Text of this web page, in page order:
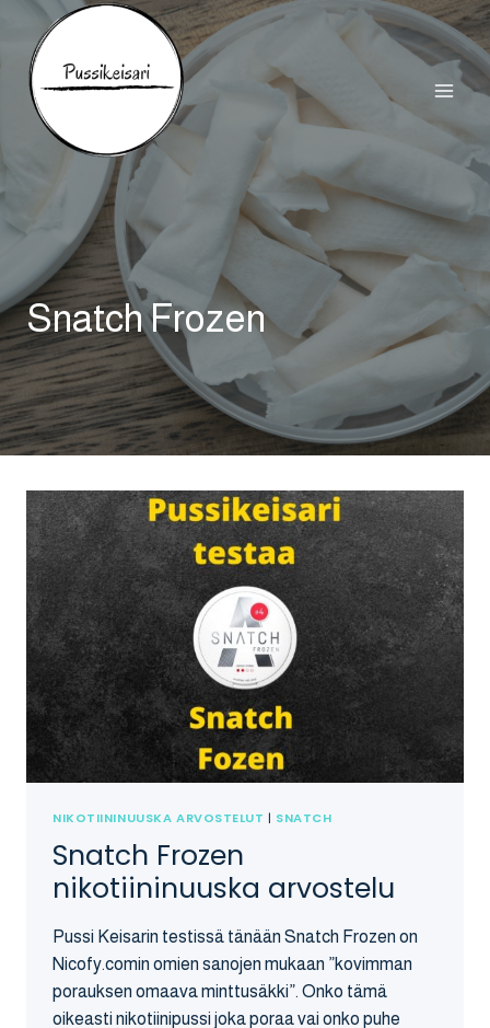
sisältöön
Snatch Frozen
NIKOTIININUUSKA ARVOSTELUT | SNATCH
Snatch Frozen
nikotiininuuska arvostelu
Pussi Keisarin testissä tänään Snatch Frozen on
Nicofy.comin omien sanojen mukaan ”kovimman
porauksen omaava minttusäkki”. Onko tämä
oikeasti nikotiinipussi joka poraa vai onko puhe